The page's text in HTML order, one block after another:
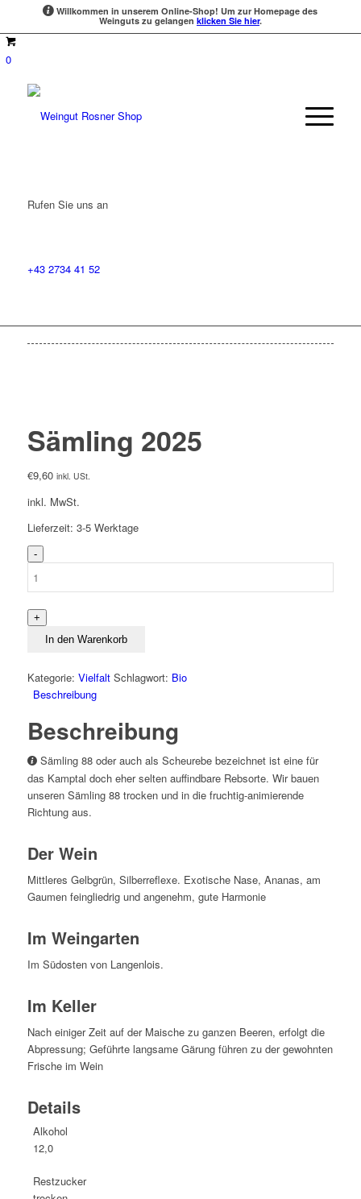
Willkommen in unserem Online-Shop! Um zur Homepage des
Weinguts zu gelangen klicken Sie hier.
0
Rufen Sie uns an
+43 2734 41 52
Sämling 2025
€9,60 inkl. USt.
inkl. MwSt.
Lieferzeit: 3-5 Werktage
Sämling
Menge
In den Warenkorb
Kategorie: Vielfalt Schlagwort: Bio
Beschreibung
Beschreibung
Sämling 88 oder auch als Scheurebe bezeichnet ist eine für
das Kamptal doch eher selten auffindbare Rebsorte. Wir bauen
unseren Sämling 88 trocken und in die fruchtig-animierende
Richtung aus.
Der Wein
Mittleres Gelbgrün, Silberreflexe. Exotische Nase, Ananas, am
Gaumen feingliedrig und angenehm, gute Harmonie
Im Weingarten
Im Südosten von Langenlois.
Im Keller
Nach einiger Zeit auf der Maische zu ganzen Beeren, erfolgt die
Abpressung; Geführte langsame Gärung führen zu der gewohnten
Frische im Wein
Details
Alkohol
12,0
Restzucker